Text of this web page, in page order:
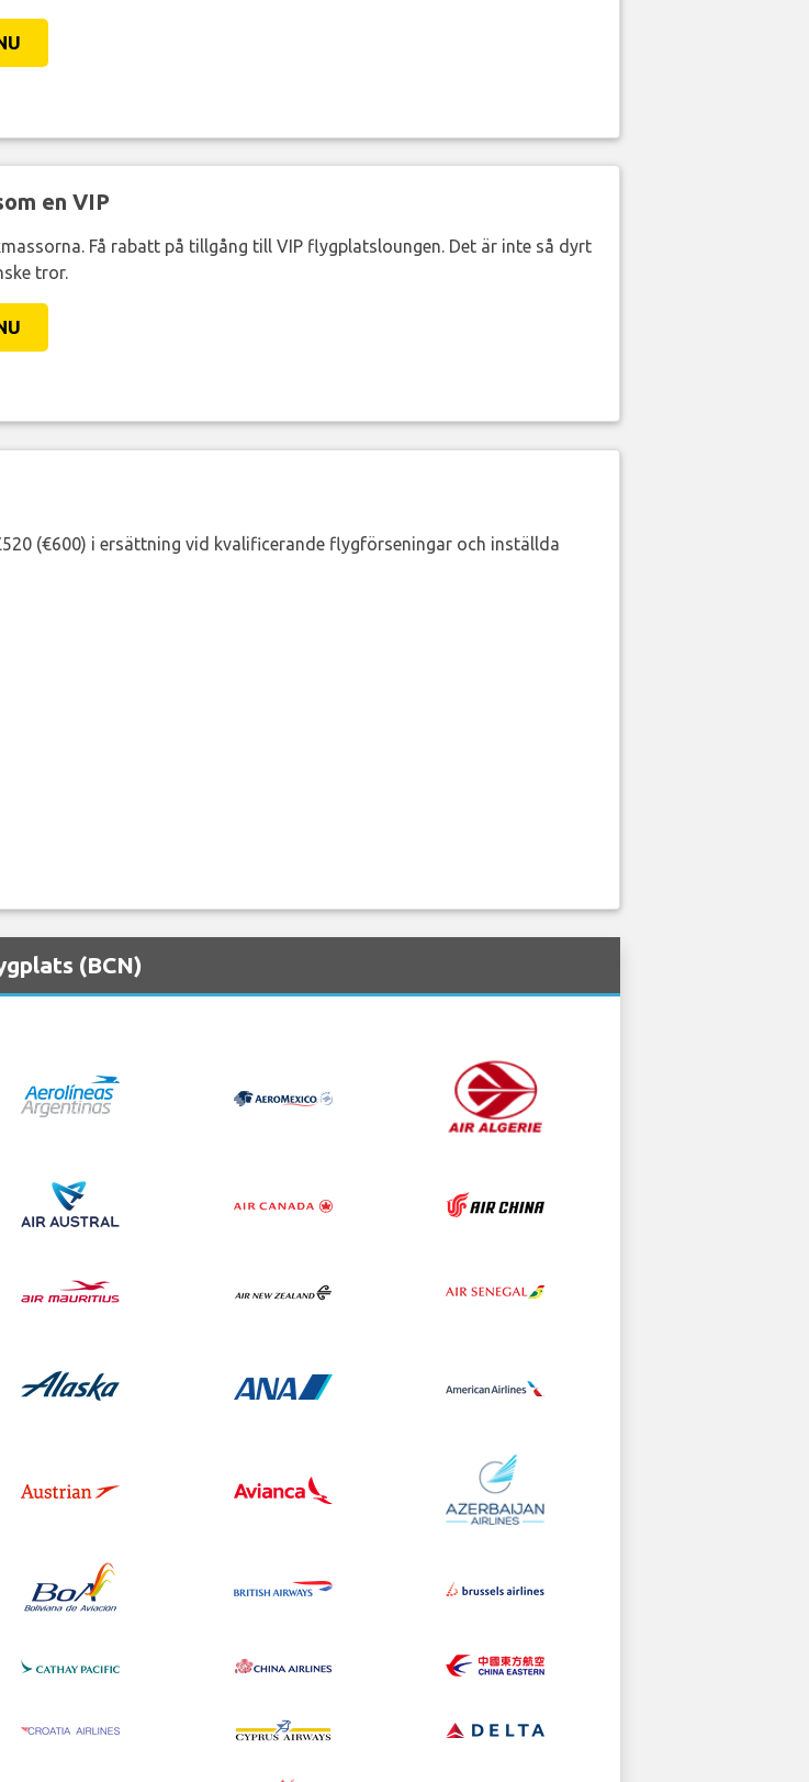
en VIP
Få rabatt på tillgång till VIP flygplatsloungen. Det är inte så dyrt
tror.
(€600) i ersättning vid kvalificerande flygförseningar och inställda
(BCN)